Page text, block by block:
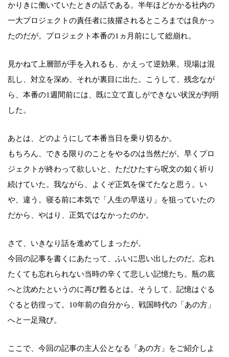
かりきに働いていたときの話である。半年ほどかかる社内の
一大プロジェクトの責任者に抜擢されるところまでは良かっ
たのだが。プロジェクト本番の1ヵ月前にして総崩れ。
見かねて上層部が手を入れるも、かえって逆効果。現場は混
乱し、対立を深め、それが裏目に出た。こうして、残念なが
ら、本番の1週間前には、既に立て直しができない状況が判明
した。
あとは、どのようにして本番当日を乗り切るか。
もちろん、できる限りのことをやるのは当然だが。早くプロ
ジェクトが終わって欲しいと、ただひたすら呪文の如く祈り
続けていた。我ながら、よくぞ正気を保てたなと思う。い
や、違う。寝る前に本気で「人生の早送り」を狙っていたの
だから、やはり、正気ではなかったのか。
さて、いきなり話を進めてしまったが。
今回の記事を書くにあたって、ふいに思い出したのだ。忘れ
たくても忘れられない当時の辛くて悲しい記憶たち。瓶の底
へと沈めたというのに再び甦るとは。そうして、記憶はぐる
ぐると彷徨って。10年前の自分から、戦国時代の「あの方」
へと一足飛び。
ここで、今回の記事の主人公となる「あの方」をご紹介しよ